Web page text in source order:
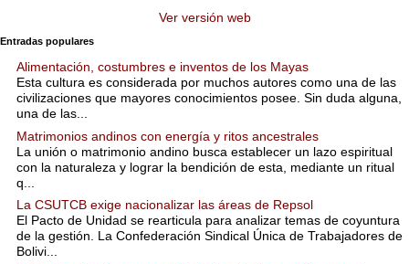
Ver versión web
Entradas populares
Alimentación, costumbres e inventos de los Mayas
Esta cultura es considerada por muchos autores como una de las
civilizaciones que mayores conocimientos posee. Sin duda alguna,
una de las...
Matrimonios andinos con energía y ritos ancestrales
La unión o matrimonio andino busca establecer un lazo espiritual
con la naturaleza y lograr la bendición de esta, mediante un ritual
q...
La CSUTCB exige nacionalizar las áreas de Repsol
El Pacto de Unidad se rearticula para analizar temas de coyuntura
de la gestión. La Confederación Sindical Única de Trabajadores de
Bolivi...